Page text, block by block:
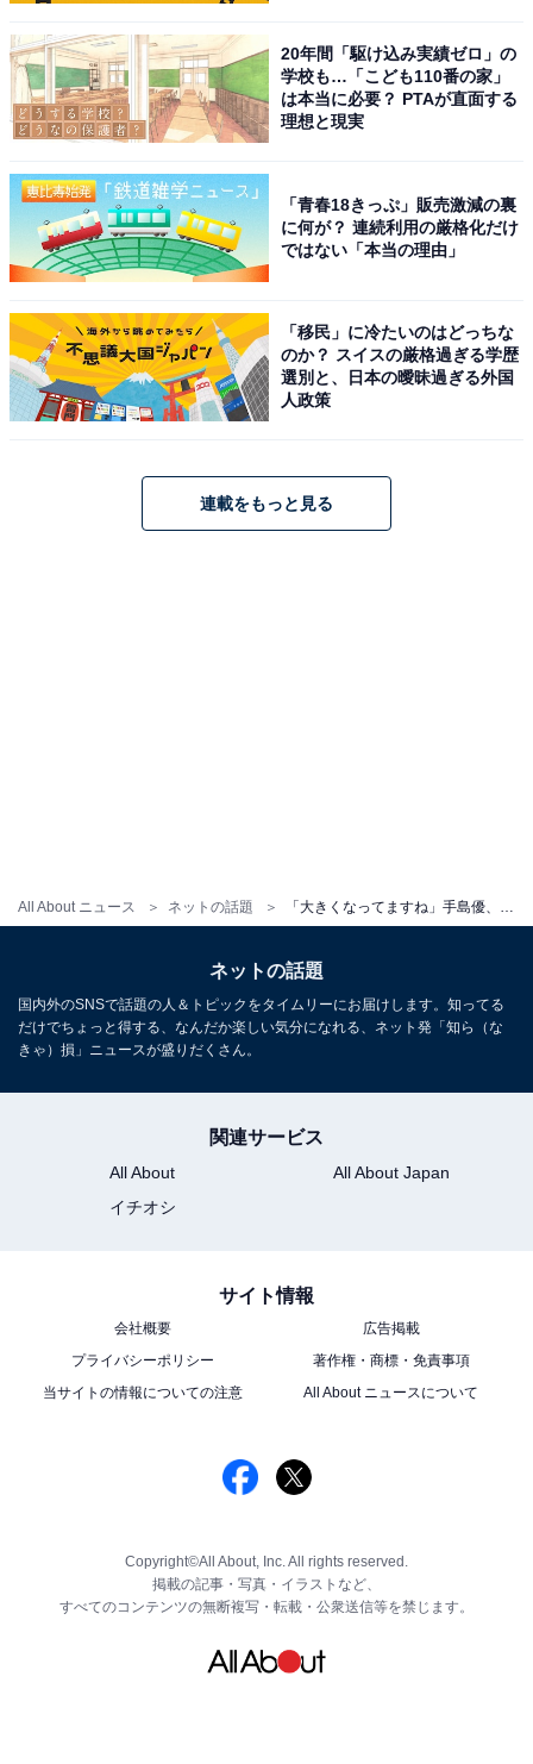
All About ニュース ネットの話題
20年間「駆け込み実績ゼロ」の
学校も…「こども110番の家」
は本当に必要？ PTAが直面する
理想と現実
「青春18きっぷ」販売激減の裏
に何が？ 連続利用の厳格化だけ
ではない「本当の理由」
「移民」に冷たいのはどっちな
のか？ スイスの厳格過ぎる学歴
選別と、日本の曖昧過ぎる外国
人政策
連載をもっと見る
ネットの話題
国内外のSNSで話題の人＆トピックをタイムリーにお届けします。知ってる
だけでちょっと得する、なんだか楽しい気分になれる、ネット発「知ら（な
きゃ）損」ニュースが盛りだくさん。
関連サービス
All About
All About Japan
イチオシ
サイト情報
会社概要
広告掲載
プライバシーポリシー
著作権・商標・免責事項
当サイトの情報についての注意
All About ニュースについて
Copyright©All About, Inc. All rights reserved.
掲載の記事・写真・イラストなど、
すべてのコンテンツの無断複写・転載・公衆送信等を禁じます。